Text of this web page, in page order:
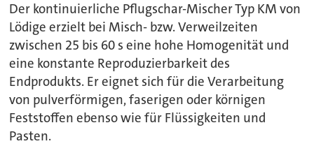
Der kontinuierliche Pflugschar-Mischer Typ KM von
Lödige erzielt bei Misch- bzw. Verweilzeiten
zwischen 25 bis 60 s eine hohe Homogenität und
eine konstante Reproduzierbarkeit des
Endprodukts. Er eignet sich für die Verarbeitung
von pulverförmigen, faserigen oder körnigen
Feststoffen ebenso wie für Flüssigkeiten und
Pasten.